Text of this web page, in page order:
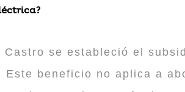
se estableció el
Este beneficio no aplica a